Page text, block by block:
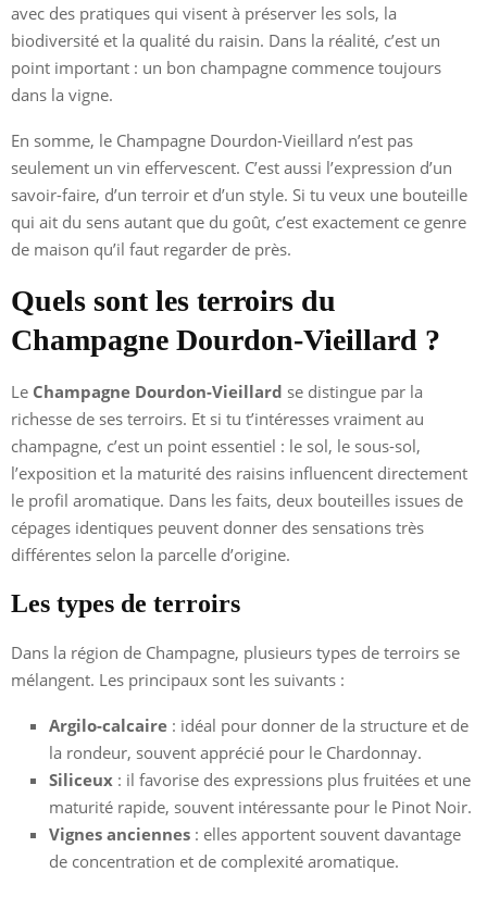
avec des pratiques qui visent à préserver les sols, la
biodiversité et la qualité du raisin. Dans la réalité, c’est un
point important : un bon champagne commence toujours
dans la vigne.
En somme, le Champagne Dourdon-Vieillard n’est pas
seulement un vin effervescent. C’est aussi l’expression d’un
savoir-faire, d’un terroir et d’un style. Si tu veux une bouteille
qui ait du sens autant que du goût, c’est exactement ce genre
de maison qu’il faut regarder de près.
Quels sont les terroirs du
Champagne Dourdon-Vieillard ?
Le Champagne Dourdon-Vieillard se distingue par la
richesse de ses terroirs. Et si tu t’intéresses vraiment au
champagne, c’est un point essentiel : le sol, le sous-sol,
l’exposition et la maturité des raisins influencent directement
le profil aromatique. Dans les faits, deux bouteilles issues de
cépages identiques peuvent donner des sensations très
différentes selon la parcelle d’origine.
Les types de terroirs
Dans la région de Champagne, plusieurs types de terroirs se
mélangent. Les principaux sont les suivants :
Argilo-calcaire : idéal pour donner de la structure et de
la rondeur, souvent apprécié pour le Chardonnay.
Siliceux : il favorise des expressions plus fruitées et une
maturité rapide, souvent intéressante pour le Pinot Noir.
Vignes anciennes : elles apportent souvent davantage
de concentration et de complexité aromatique.